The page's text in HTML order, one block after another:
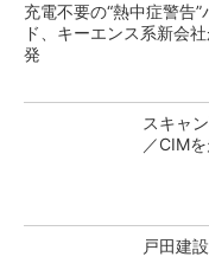
充電不要の“熱中症警告”
ド、キーエンス系新会
発
スキャ
／CIM
戸田建